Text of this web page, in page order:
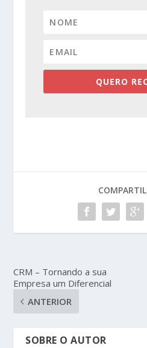
QUERO
CRM – Tornando a sua
Empresa um Diferencial
ANTERIOR
SOBRE O AUTOR